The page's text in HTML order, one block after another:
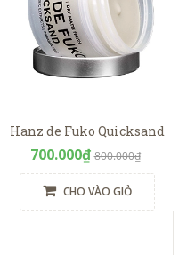
Hanz de Fuko Quicksand
700.000₫ 800.000₫
CHO VÀO GIỎ